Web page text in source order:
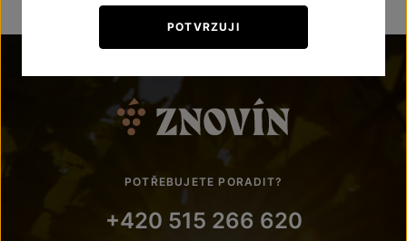
POTŘEBUJETE PORADIT?
+420 515 266 620
POTVRZUJI